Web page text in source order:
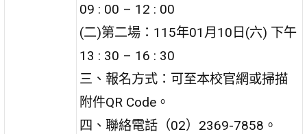
09 : 00 – 12 : 00
(二)第二場：115年01月10日(六) 下午
13 : 30 – 16 : 30
三、報名方式：可至本校官網或掃描
附件QR Code。
四、聯絡電話（02）2369-7858。